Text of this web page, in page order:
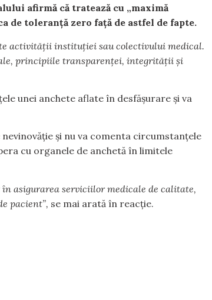
afirmă că tratează cu „maximă
toleranță zero față de astfel de fapte.
activității instituției sau colectivului medical.
principiile transparenței, integrității și
unei anchete aflate în desfășurare și va
și nu va comenta circumstanțele
cu organele de anchetă în limitele
asigurarea serviciilor medicale de calitate,
pacient”, se mai arată în reacție.